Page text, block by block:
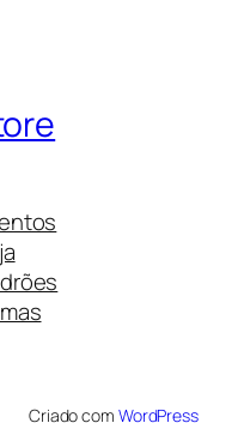
Criado com WordPress